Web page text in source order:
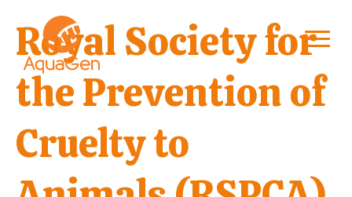
Royal Society for
the Prevention of
Cruelty to